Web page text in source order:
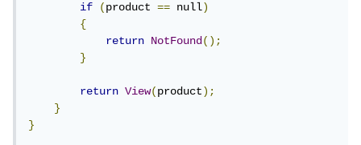
if
(product == null)
{
return
NotFound();
}
return View(product);
}
}